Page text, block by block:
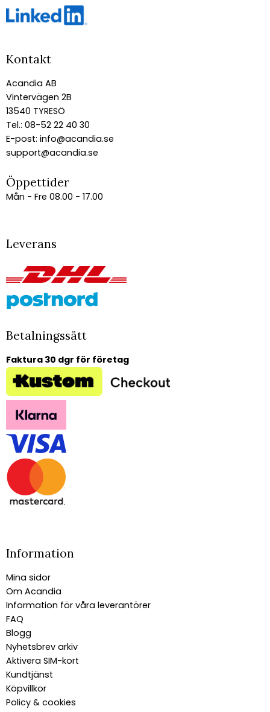
Kontakt
Acandia AB
Vintervägen 2B
13540 TYRESÖ
Tel.: 08-52 22 40 30
E-post: info@acandia.se
support@acandia.se
Öppettider
Mån - Fre 08.00 - 17.00
Leverans
Betalningssätt
Faktura 30 dgr för företag
Information
Mina sidor
Om Acandia
Information för våra leverantörer
FAQ
Blogg
Nyhetsbrev arkiv
Aktivera SIM-kort
Kundtjänst
Köpvillkor
Policy & cookies